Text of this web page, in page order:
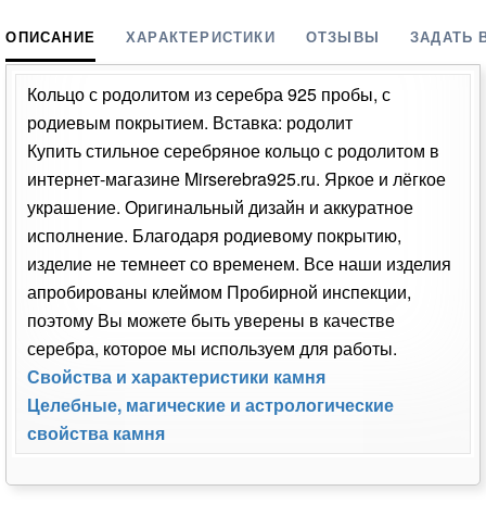
ОПИСАНИЕ ХАРАКТЕРИСТИКИ ОТЗЫВЫ ЗАДАТЬ
Кольцо с родолитом из серебра 925 пробы, с
родиевым покрытием. Вставка: родолит
Купить стильное серебряное кольцо с родолитом в
интернет-магазине Mirserebra925.ru. Яркое и лёгкое
украшение. Оригинальный дизайн и аккуратное
исполнение. Благодаря родиевому покрытию,
изделие не темнеет со временем. Все наши изделия
апробированы клеймом Пробирной инспекции,
поэтому Вы можете быть уверены в качестве
серебра, которое мы используем для работы.
Свойства и характеристики камня
Целебные, магические и астрологические
свойства камня